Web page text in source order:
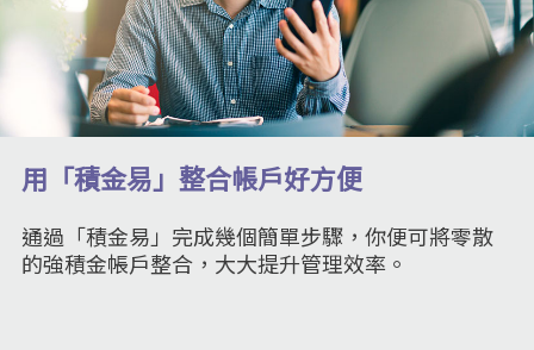
用「積金易」整合帳戶好方便
通過「積金易」完成幾個簡單步驟，你便可將零散
的強積金帳戶整合，大大提升管理效率。